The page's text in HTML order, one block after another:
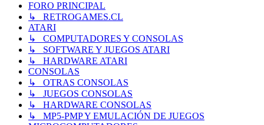
FORO PRINCIPAL
↳ RETROGAMES.CL
ATARI
↳ COMPUTADORES Y CONSOLAS
↳ SOFTWARE Y JUEGOS ATARI
↳ HARDWARE ATARI
CONSOLAS
↳ OTRAS CONSOLAS
↳ JUEGOS CONSOLAS
↳ HARDWARE CONSOLAS
↳ MP5-PMP Y EMULACIÓN DE JUEGOS